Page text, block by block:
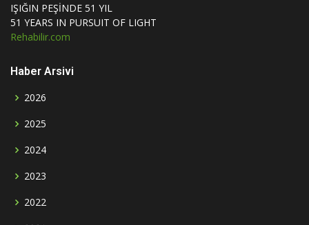
IŞIĞIN PEŞİNDE 51 YIL
51 YEARS IN PURSUIT OF LIGHT
Rehabilir.com
Haber Arsivi
2026
2025
2024
2023
2022